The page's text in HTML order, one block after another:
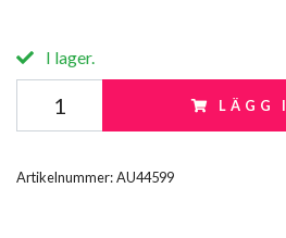
I lager.
LÄGG
Artikelnummer:AU44599